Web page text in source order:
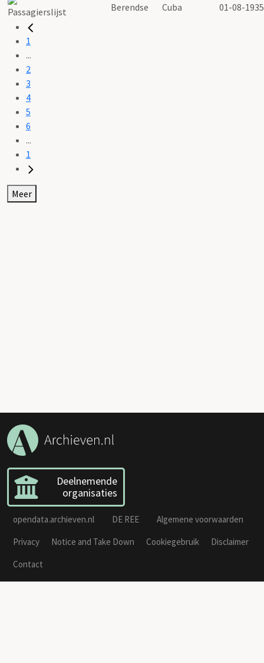
Berendse Cuba 01-08-1935
1
...
2
3
4
5
6
...
1
Meer
Deelnemende
organisaties
opendata.archieven.nl DE REE
Algemene voorwaarden
Privacy
Notice and Take Down Cookiegebruik
Disclaimer
Contact